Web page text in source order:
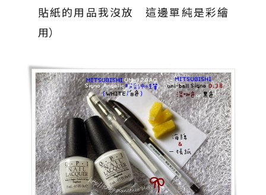
貼紙的用品我沒放 這邊單純是彩繪
用）